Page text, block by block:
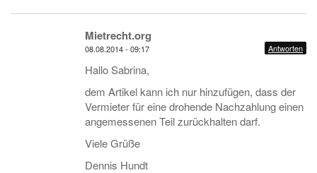
Mietrecht.org
08.08.2014 - 09:17 Antworten
Hallo Sabrina,
dem Artikel kann ich nur hinzufügen, dass der
Vermieter für eine drohende Nachzahlung einen
angemessenen Teil zurückhalten darf.
Viele Grüße
Dennis Hundt